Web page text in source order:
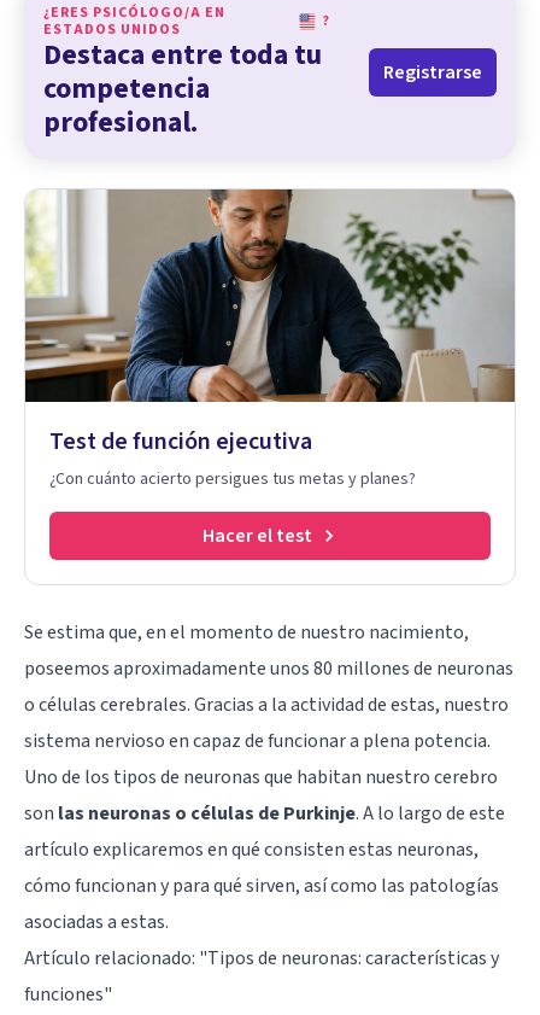
¿ERES PSICÓLOGO/A EN
ESTADOS UNIDOS
?
Destaca entre toda tu
competencia
profesional.
Registrarse
Test de función ejecutiva
¿Con cuánto acierto persigues tus metas y planes?
Hacer el test
Se estima que, en el momento de nuestro nacimiento,
poseemos aproximadamente unos 80 millones de neuronas
o células cerebrales. Gracias a la actividad de estas, nuestro
sistema nervioso en capaz de funcionar a plena potencia.
Uno de los tipos de neuronas que habitan nuestro cerebro
son las neuronas o células de Purkinje. A lo largo de este
artículo explicaremos en qué consisten estas neuronas,
cómo funcionan y para qué sirven, así como las patologías
asociadas a estas.
Artículo relacionado: "Tipos de neuronas: características y
funciones"